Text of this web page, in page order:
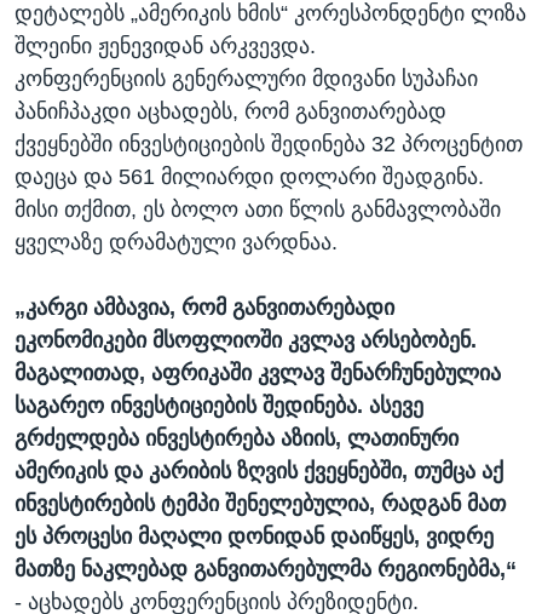
დეტალებს „ამერიკის ხმის“ კორესპონდენტი ლიზა
შლეინი ჟენევიდან არკვევდა.
კონფერენციის გენერალური მდივანი სუპაჩაი
პანიჩპაკდი აცხადებს, რომ განვითარებად
ქვეყნებში ინვესტიციების შედინება 32 პროცენტით
დაეცა და 561 მილიარდი დოლარი შეადგინა.
მისი თქმით, ეს ბოლო ათი წლის განმავლობაში
ყველაზე დრამატული ვარდნაა.
„კარგი ამბავია, რომ განვითარებადი
ეკონომიკები მსოფლიოში კვლავ არსებობენ.
მაგალითად, აფრიკაში კვლავ შენარჩუნებულია
საგარეო ინვესტიციების შედინება. ასევე
გრძელდება ინვესტირება აზიის, ლათინური
ამერიკის და კარიბის ზღვის ქვეყნებში, თუმცა აქ
ინვესტირების ტემპი შენელებულია, რადგან მათ
ეს პროცესი მაღალი დონიდან დაიწყეს, ვიდრე
მათზე ნაკლებად განვითარებულმა რეგიონებმა,“
- აცხადებს კონფერენციის პრეზიდენტი.